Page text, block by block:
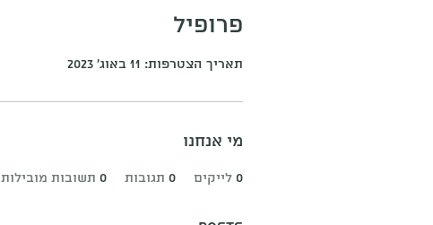
פרופיל
תאריך הצטרפות: 11 באוג׳ 2023
מי אנחנו
0 לייקים 0 תגובות 0 תשובות מובילות